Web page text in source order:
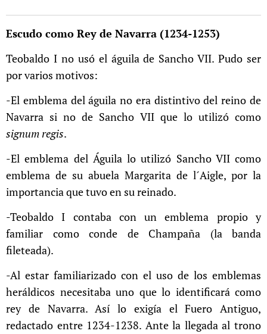
Escudo como Rey de Navarra (1234-1253)
Teobaldo I no usó el águila de Sancho VII. Pudo ser
por varios motivos:
-El emblema del águila no era distintivo del reino de
Navarra si no de Sancho VII que lo utilizó como
signum regis.
-El emblema del Águila lo utilizó Sancho VII como
emblema de su abuela Margarita de l´Aigle, por la
importancia que tuvo en su reinado.
-Teobaldo I contaba con un emblema propio y
familiar como conde de Champaña (la banda
fileteada).
-Al estar familiarizado con el uso de los emblemas
heráldicos necesitaba uno que lo identificará como
rey de Navarra. Así lo exigía el Fuero Antiguo,
redactado entre 1234-1238. Ante la llegada al trono